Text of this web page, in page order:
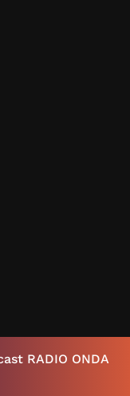
RADIO ONDA